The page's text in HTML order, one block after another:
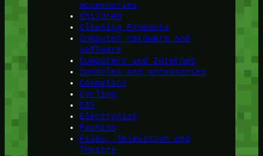
accessories
Children
Cleaning Products
Computer hardware and
software
Computers and Internet
Consoles and accessories
Cosmetics
Cycling
DIY
Electronics
Fashion
Films, Television and
Theatre